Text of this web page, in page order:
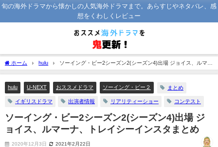
旬の海外ドラマから懐かしの人気海外ドラマまで。あらすじやネタバレ、感
想をくわしくレビュー
ホーム hulu
ソーイング・ビー2シーズン2(シーズン4)出場 ジョイス、ルマー
ナ、トレイシーインスタまとめ
hulu U-NEXT おススメドラマ ソーイング・ビー２ まとめ
イギリスドラマ 出演者情報 リアリティーショー コンテスト
ソーイング・ビー2シーズン2(シーズン4)出場 ジ
ョイス、ルマーナ、トレイシーインスタまとめ
2020年12月3日 2021年2月22日